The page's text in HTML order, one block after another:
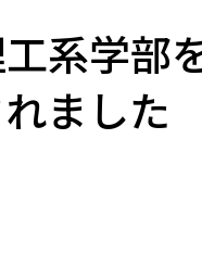
系学部
ました